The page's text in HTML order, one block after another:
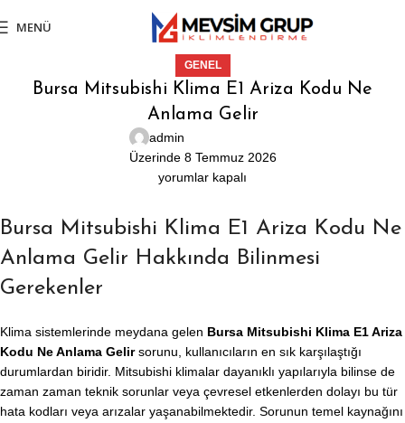
MENÜ
GENEL
Bursa Mitsubishi Klima E1 Ariza Kodu Ne
Anlama Gelir
admin
Üzerinde 8 Temmuz 2026
yorumlar kapalı
Bursa Mitsubishi Klima E1 Ariza Kodu Ne
Anlama Gelir Hakkında Bilinmesi
Gerekenler
Klima sistemlerinde meydana gelen Bursa Mitsubishi Klima E1 Ariza
Kodu Ne Anlama Gelirsorunu, kullanıcıların en sık karşılaştığı
durumlardan biridir. Mitsubishi klimalar dayanıklı yapılarıyla bilinse de
zaman zaman teknik sorunlar veya çevresel etkenlerden dolayı bu tür
hata kodları veya arızalar yaşanabilmektedir. Sorunun temel kaynağını